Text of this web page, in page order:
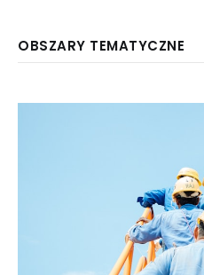
OBSZARY TEMATYCZNE